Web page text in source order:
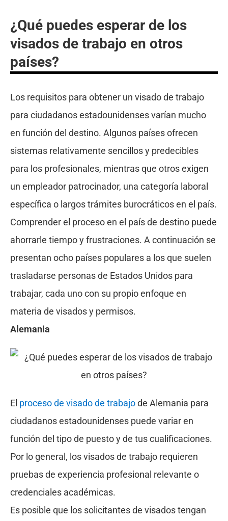
¿Qué puedes esperar de los
visados de trabajo en otros
países?
Los requisitos para obtener un visado de trabajo
para ciudadanos estadounidenses varían mucho
en función del destino. Algunos países ofrecen
sistemas relativamente sencillos y predecibles
para los profesionales, mientras que otros exigen
un empleador patrocinador, una categoría laboral
específica o largos trámites burocráticos en el país.
Comprender el proceso en el país de destino puede
ahorrarle tiempo y frustraciones. A continuación se
presentan ocho países populares a los que suelen
trasladarse personas de Estados Unidos para
trabajar, cada uno con su propio enfoque en
materia de visados y permisos.
Alemania
El proceso de visado de trabajode Alemania para
ciudadanos estadounidenses puede variar en
función del tipo de puesto y de tus cualificaciones.
Por lo general, los visados de trabajo requieren
pruebas de experiencia profesional relevante o
credenciales académicas.
Es posible que los solicitantes de visados tengan